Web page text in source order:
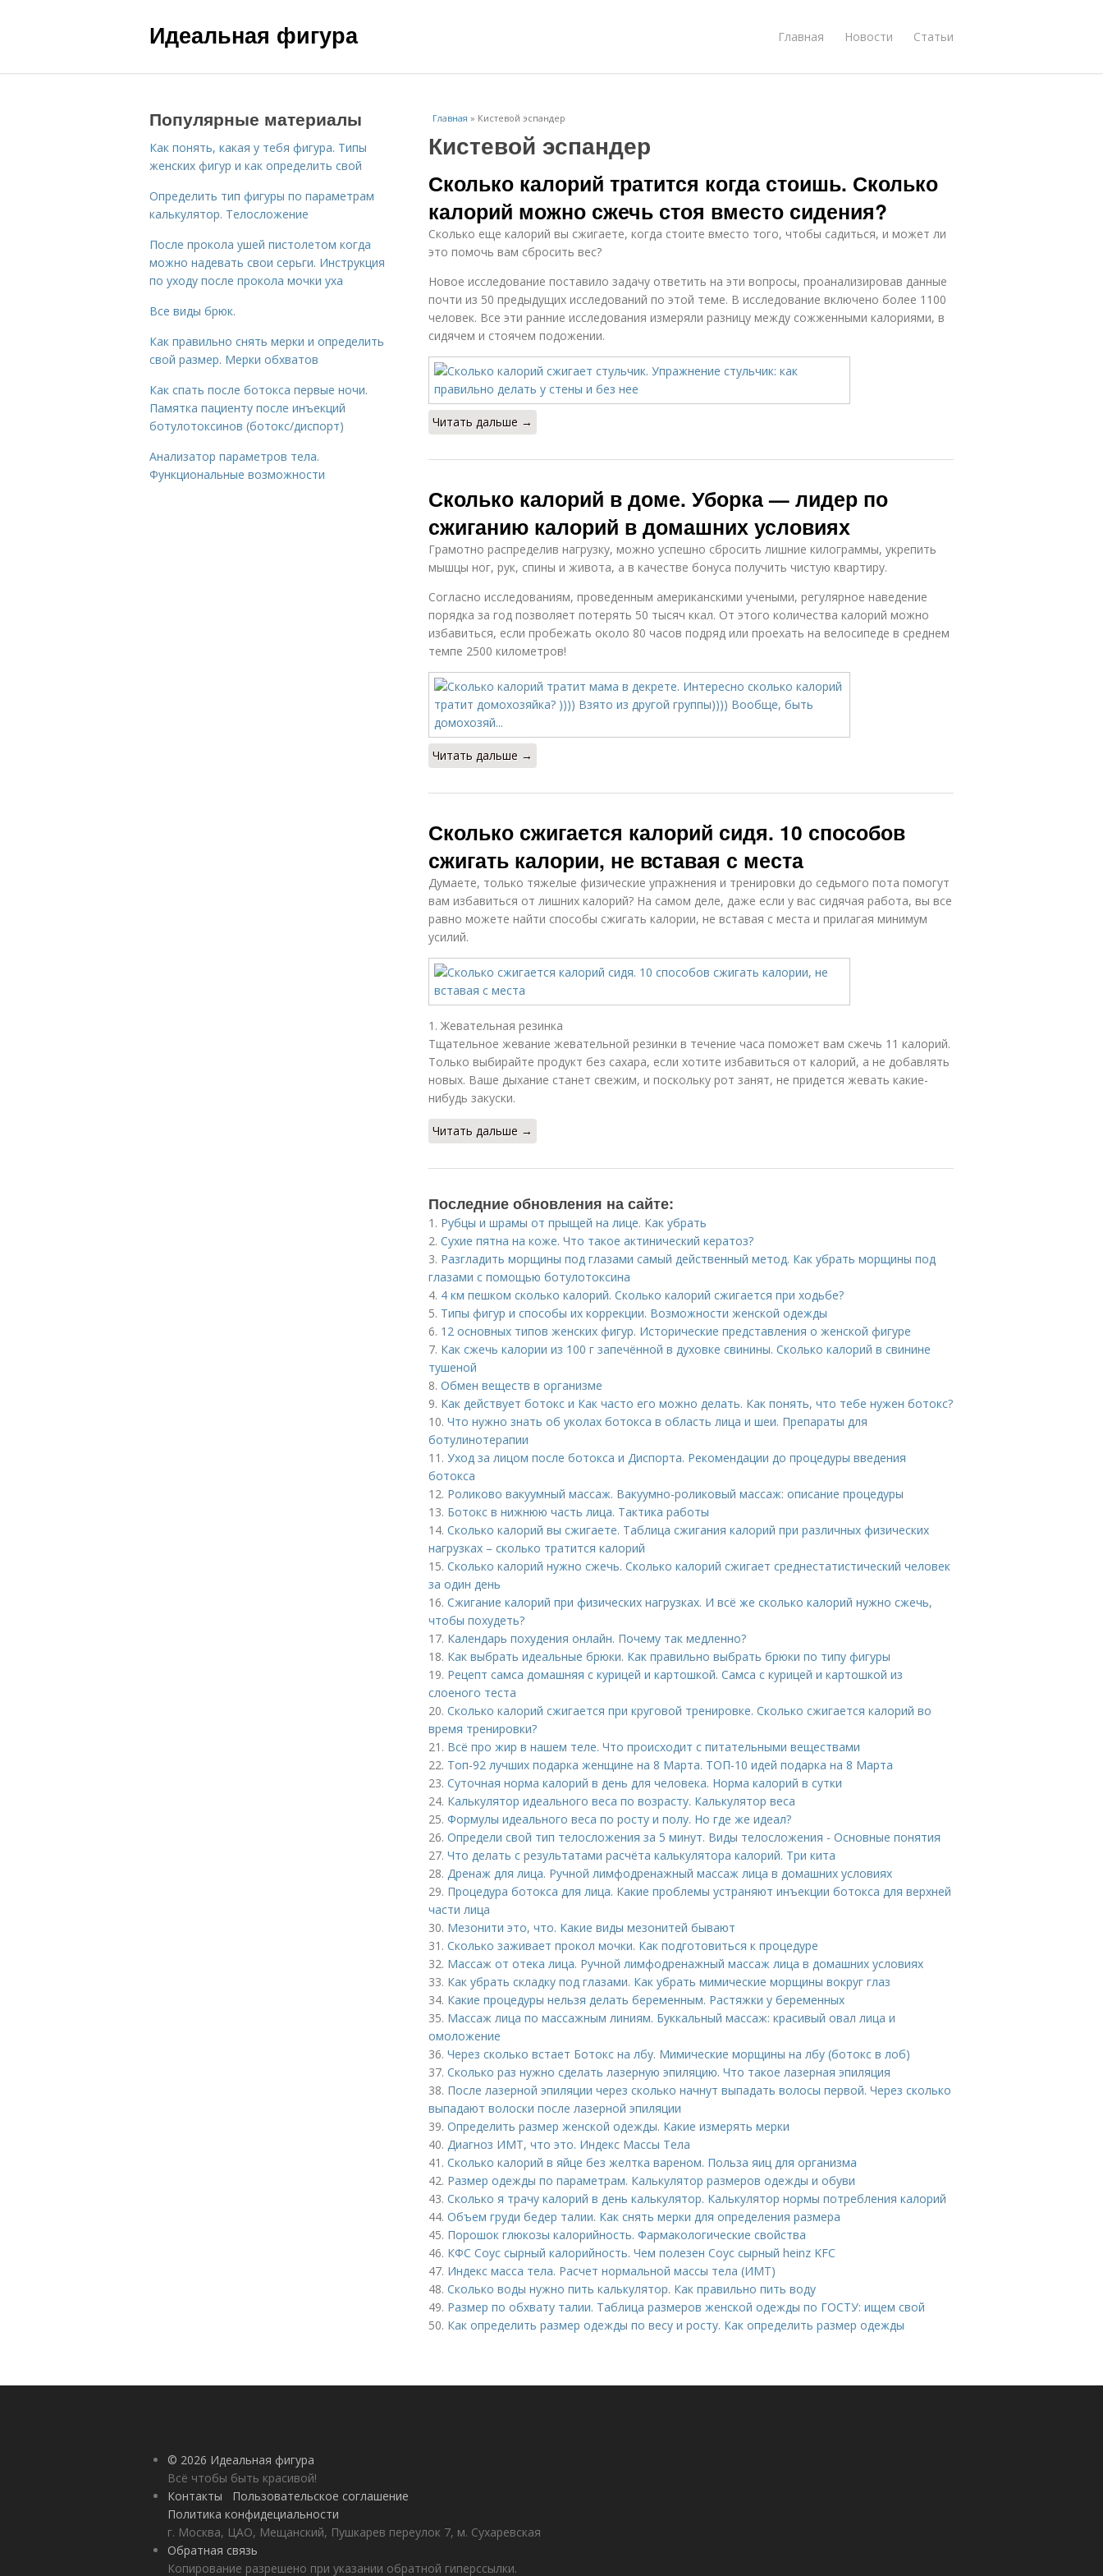
Идеальная фигура Главная Новости Статьи
Главная » Кистевой эспандер
Кистевой эспандер
Сколько калорий тратится когда стоишь. Сколько
калорий можно сжечь стоя вместо сидения?
Сколько еще калорий вы сжигаете, когда стоите вместо того, чтобы садиться, и может ли
это помочь вам сбросить вес?
Новое исследование поставило задачу ответить на эти вопросы, проанализировав данные
почти из 50 предыдущих исследований по этой теме. В исследование включено более 1100
человек. Все эти ранние исследования измеряли разницу между сожженными калориями, в
сидячем и стоячем подожении.
Читать дальше →
Сколько калорий в доме. Уборка — лидер по
сжиганию калорий в домашних условиях
Грамотно распределив нагрузку, можно успешно сбросить лишние килограммы, укрепить
мышцы ног, рук, спины и живота, а в качестве бонуса получить чистую квартиру.
Согласно исследованиям, проведенным американскими учеными, регулярное наведение
порядка за год позволяет потерять 50 тысяч ккал. От этого количества калорий можно
избавиться, если пробежать около 80 часов подряд или проехать на велосипеде в среднем
темпе 2500 километров!
Читать дальше →
Сколько сжигается калорий сидя. 10 способов
сжигать калории, не вставая с места
Думаете, только тяжелые физические упражнения и тренировки до седьмого пота помогут
вам избавиться от лишних калорий? На самом деле, даже если у вас сидячая работа, вы все
равно можете найти способы сжигать калории, не вставая с места и прилагая минимум
усилий.
1. Жевательная резинка
Тщательное жевание жевательной резинки в течение часа поможет вам сжечь 11 калорий.
Только выбирайте продукт без сахара, если хотите избавиться от калорий, а не добавлять
новых. Ваше дыхание станет свежим, и поскольку рот занят, не придется жевать какие-
нибудь закуски.
Читать дальше →
Последние обновления на сайте:
1. Рубцы и шрамы от прыщей на лице. Как убрать
2. Сухие пятна на коже. Что такое актинический кератоз?
3. Разгладить морщины под глазами самый действенный метод. Как убрать морщины под
глазами с помощью ботулотоксина
4. 4 км пешком сколько калорий. Сколько калорий сжигается при ходьбе?
5. Типы фигур и способы их коррекции. Возможности женской одежды
6. 12 основных типов женских фигур. Исторические представления о женской фигуре
7. Как сжечь калории из 100 г запечённой в духовке свинины. Сколько калорий в свинине
тушеной
8. Обмен веществ в организме
9. Как действует ботокс и Как часто его можно делать. Как понять, что тебе нужен ботокс?
10. Что нужно знать об уколах ботокса в область лица и шеи. Препараты для
ботулинотерапии
11. Уход за лицом после ботокса и Диспорта. Рекомендации до процедуры введения
ботокса
12. Роликово вакуумный массаж. Вакуумно-роликовый массаж: описание процедуры
13. Ботокс в нижнюю часть лица. Тактика работы
14. Сколько калорий вы сжигаете. Таблица сжигания калорий при различных физических
нагрузках – сколько тратится калорий
15. Сколько калорий нужно сжечь. Сколько калорий сжигает среднестатистический человек
за один день
16. Сжигание калорий при физических нагрузках. И всё же сколько калорий нужно сжечь,
чтобы похудеть?
17. Календарь похудения онлайн. Почему так медленно?
18. Как выбрать идеальные брюки. Как правильно выбрать брюки по типу фигуры
19. Рецепт самса домашняя с курицей и картошкой. Самса с курицей и картошкой из
слоеного теста
20. Сколько калорий сжигается при круговой тренировке. Сколько сжигается калорий во
время тренировки?
21. Всё про жир в нашем теле. Что происходит с питательными веществами
22. Топ-92 лучших подарка женщине на 8 Марта. ТОП-10 идей подарка на 8 Марта
23. Суточная норма калорий в день для человека. Норма калорий в сутки
24. Калькулятор идеального веса по возрасту. Калькулятор веса
25. Формулы идеального веса по росту и полу. Но где же идеал?
26. Определи свой тип телосложения за 5 минут. Виды телосложения - Основные понятия
27. Что делать с результатами расчёта калькулятора калорий. Три кита
28. Дренаж для лица. Ручной лимфодренажный массаж лица в домашних условиях
29. Процедура ботокса для лица. Какие проблемы устраняют инъекции ботокса для верхней
части лица
30. Мезонити это, что. Какие виды мезонитей бывают
31. Сколько заживает прокол мочки. Как подготовиться к процедуре
32. Массаж от отека лица. Ручной лимфодренажный массаж лица в домашних условиях
33. Как убрать складку под глазами. Как убрать мимические морщины вокруг глаз
34. Какие процедуры нельзя делать беременным. Растяжки у беременных
35. Массаж лица по массажным линиям. Буккальный массаж: красивый овал лица и
омоложение
36. Через сколько встает Ботокс на лбу. Мимические морщины на лбу (ботокс в лоб)
37. Сколько раз нужно сделать лазерную эпиляцию. Что такое лазерная эпиляция
38. После лазерной эпиляции через сколько начнут выпадать волосы первой. Через сколько
выпадают волоски после лазерной эпиляции
39. Определить размер женской одежды. Какие измерять мерки
40. Диагноз ИМТ, что это. Индекс Массы Тела
41. Сколько калорий в яйце без желтка вареном. Польза яиц для организма
42. Размер одежды по параметрам. Калькулятор размеров одежды и обуви
43. Сколько я трачу калорий в день калькулятор. Калькулятор нормы потребления калорий
44. Объем груди бедер талии. Как снять мерки для определения размера
45. Порошок глюкозы калорийность. Фармакологические свойства
46. КФС Соус сырный калорийность. Чем полезен Соус сырный heinz KFC
47. Индекс масса тела. Расчет нормальной массы тела (ИМТ)
48. Сколько воды нужно пить калькулятор. Как правильно пить воду
49. Размер по обхвату талии. Таблица размеров женской одежды по ГОСТУ: ищем свой
50. Как определить размер одежды по весу и росту. Как определить размер одежды
Популярные материалы
Как понять, какая у тебя фигура. Типы
женских фигур и как определить свой
Определить тип фигуры по параметрам
калькулятор. Телосложение
После прокола ушей пистолетом когда
можно надевать свои серьги. Инструкция
по уходу после прокола мочки уха
Все виды брюк.
Как правильно снять мерки и определить
свой размер. Мерки обхватов
Как спать после ботокса первые ночи.
Памятка пациенту после инъекций
ботулотоксинов (ботокс/диспорт)
Анализатор параметров тела.
Функциональные возможности
© 2026 Идеальная фигура
Всё чтобы быть красивой!
Контакты
Пользовательское соглашение
Политика конфидециальности
г. Москва, ЦАО, Мещанский, Пушкарев переулок 7, м. Сухаревская
Обратная связь
Копирование разрешено при указании обратной гиперссылки.